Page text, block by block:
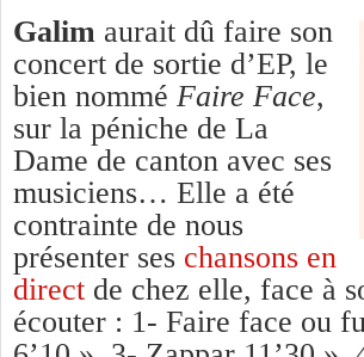
Galim aurait dû faire son
concert de sortie d’EP, le
bien nommé Faire Face,
sur la péniche de La
Dame de canton avec ses
musiciens… Elle a été
contrainte de nous
présenter ses chansons en
direct de chez elle, face à
écouter : 1- Faire face ou